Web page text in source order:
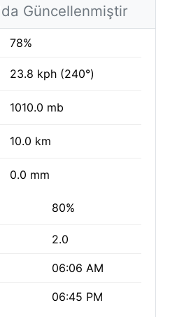
Güncellenmiştir
78%
23.8 kph (240°)
1010.0 mb
10.0 km
0.0 mm
80%
2.0
06:06 AM
06:45 PM